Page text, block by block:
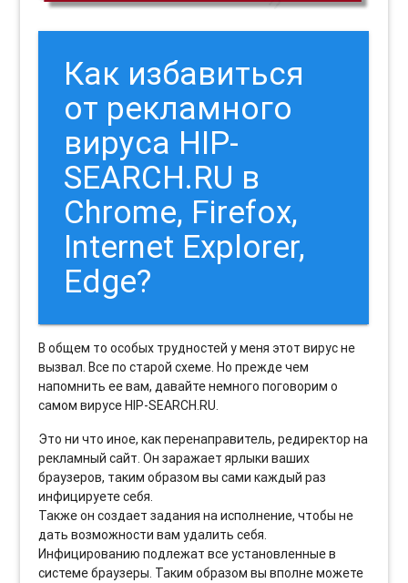
Как избавиться
от рекламного
вируса HIP-
SEARCH.RU в
Chrome, Firefox,
Internet Explorer,
Edge?
В общем то особых трудностей у меня этот вирус не
вызвал. Все по старой схеме. Но прежде чем
напомнить ее вам, давайте немного поговорим о
самом вирусе HIP-SEARCH.RU.
Это ни что иное, как перенаправитель, редиректор на
рекламный сайт. Он заражает ярлыки ваших
браузеров, таким образом вы сами каждый раз
инфицируете себя.
Также он создает задания на исполнение, чтобы не
дать возможности вам удалить себя.
Инфицированию подлежат все установленные в
системе браузеры. Таким образом вы вполне можете